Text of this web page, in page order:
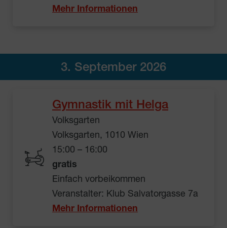
Mehr Informationen
3. September 2026
Gymnastik mit Helga
Volksgarten
Volksgarten, 1010 Wien
15:00 – 16:00
gratis
Einfach vorbeikommen
Veranstalter: Klub Salvatorgasse 7a
Mehr Informationen